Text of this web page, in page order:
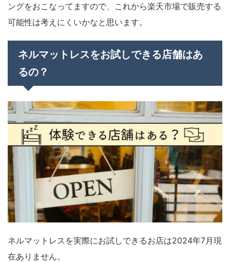
ングをおこなってますので、これから楽天市場で販売する
可能性は考えにくいかなと思います。
ネルマットレスをお試しできる店舗はあ
るの？
ネルマットレスを実際にお試しできるお店は2024年7月現
在ありません。